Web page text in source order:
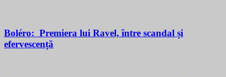
Boléro: Premiera lui Ravel, între scandal și
efervescență